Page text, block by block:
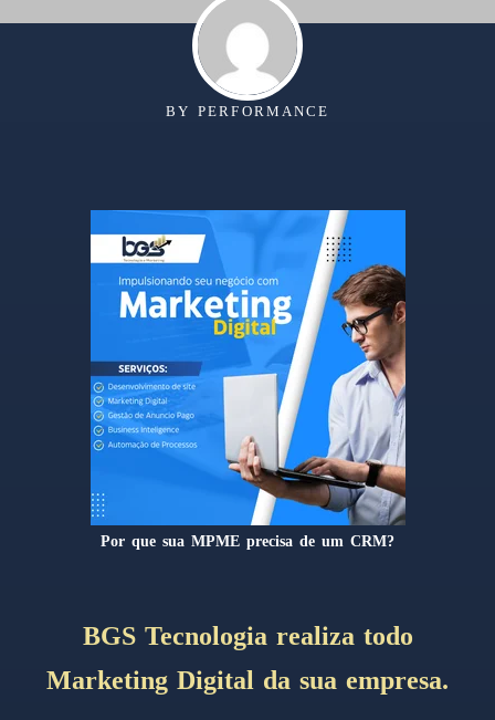
BY PERFORMANCE
Por que sua MPME precisa de um CRM?
BGS Tecnologia realiza todo
Marketing Digital da sua empresa.